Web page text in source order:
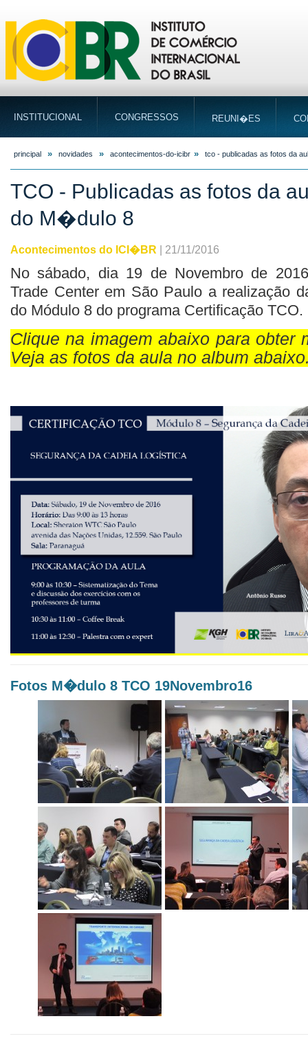
INSTITUCIONAL CONGRESSOS REUNI�ES
principal » novidades » acontecimentos-do-icibr » tco - publicadas as fotos da
TCO - Publicadas as fotos da
do M�dulo 8
Acontecimentos do ICI�BR | 21/11/2016
No sábado, dia 19 de Novembro de
Trade Center em São Paulo a realização
do Módulo 8 do programa Certificação TCO.
Clique na imagem abaixo para obter
Veja as fotos da aula no album
Fotos M�dulo 8 TCO 19Novembro16